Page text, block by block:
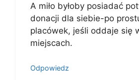
A miło byłoby posiadać
donacji dla siebie-po
placówek, jeśli oddaje się
miejscach.
Odpowiedz